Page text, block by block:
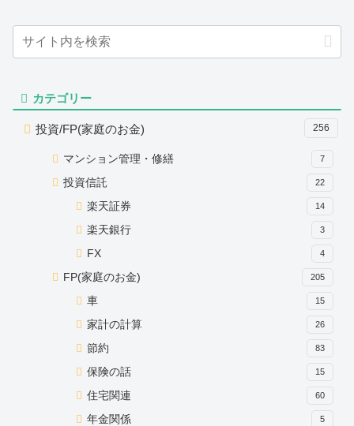
カテゴリー
投資/FP(家庭のお金) 256
マンション管理・修繕 7
投資信託 22
楽天証券 14
楽天銀行 3
FX 4
FP(家庭のお金) 205
車 15
家計の計算 26
節約 83
保険の話 15
住宅関連 60
年金関係 5